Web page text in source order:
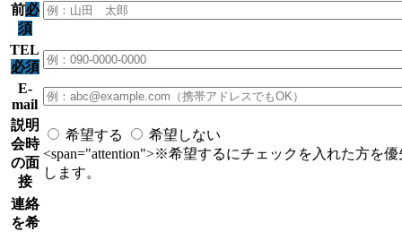
前必
須
TEL
必須
E-
mail
説明
会時
の面
接
希望する
希望しない
<span="attention">※希望するにチェックを入れた方を
します。
連絡
を希